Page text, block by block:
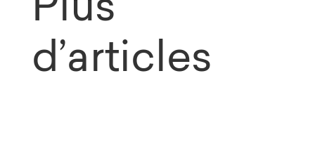
d’articles